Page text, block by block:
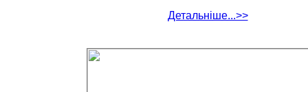
Детальніше...>>